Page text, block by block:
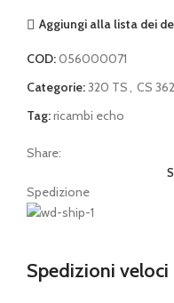
Aggiungi alla lista dei
COD:056000071
Categorie:320 TS
CS 362
Tag:ricambi echo
Share:
Spedizione
Spedizioni